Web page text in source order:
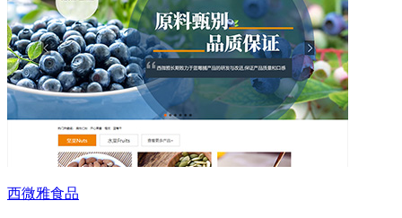
西微雅食品